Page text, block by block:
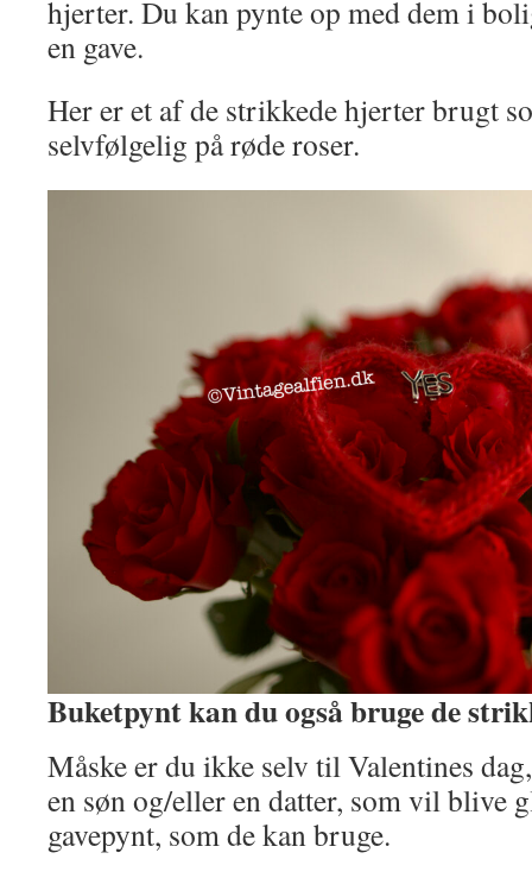
hjerter. Du kan pynte op med dem i
en gave.
Her er et af de strikkede hjerter brugt
selvfølgelig på røde roser.
Buketpynt kan du også bruge de
Måske er du ikke selv til Valentines
en søn og/eller en datter, som vil blive
gavepynt, som de kan bruge.